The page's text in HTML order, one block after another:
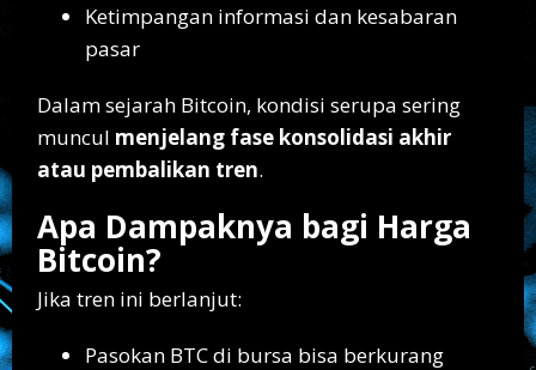
Ketimpangan informasi dan kesabaran
pasar
Dalam sejarah Bitcoin, kondisi serupa sering
muncul menjelang fase konsolidasi akhir
atau pembalikan tren.
Apa Dampaknya bagi Harga
Bitcoin?
Jika tren ini berlanjut:
Pasokan BTC di bursa bisa berkurang